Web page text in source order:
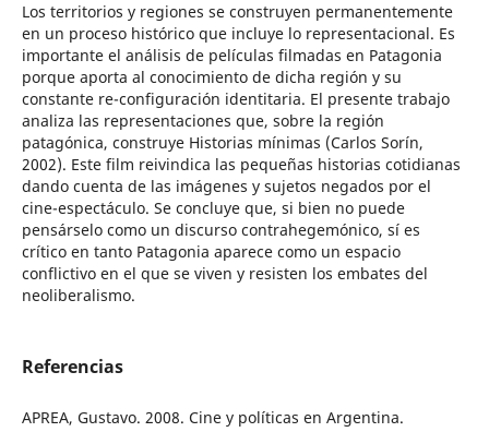
Los territorios y regiones se construyen permanentemente
en un proceso histórico que incluye lo representacional. Es
importante el análisis de películas filmadas en Patagonia
porque aporta al conocimiento de dicha región y su
constante re-configuración identitaria. El presente trabajo
analiza las representaciones que, sobre la región
patagónica, construye Historias mínimas (Carlos Sorín,
2002). Este film reivindica las pequeñas historias cotidianas
dando cuenta de las imágenes y sujetos negados por el
cine-espectáculo. Se concluye que, si bien no puede
pensárselo como un discurso contrahegemónico, sí es
crítico en tanto Patagonia aparece como un espacio
conflictivo en el que se viven y resisten los embates del
neoliberalismo.
Referencias
APREA, Gustavo. 2008. Cine y políticas en Argentina.